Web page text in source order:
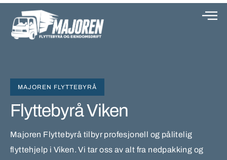
MAJOREN FLYTTEBYRÅ
Flyttebyrå Viken
Majoren Flyttebyrå tilbyr profesjonell og pålitelig
flyttehjelp i Viken. Vi tar oss av alt fra nedpakking og